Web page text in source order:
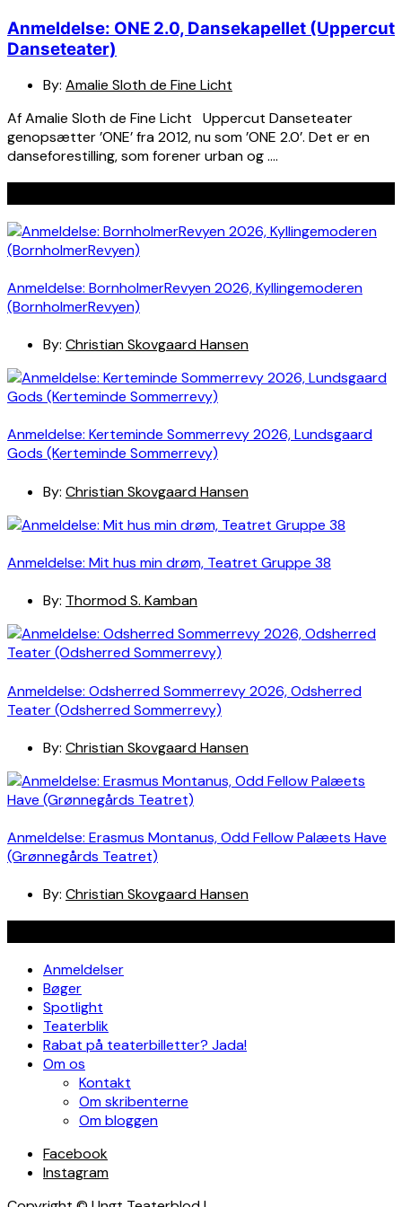
Anmeldelse: ONE 2.0, Dansekapellet (Uppercut
Danseteater)
By: Amalie Sloth de Fine Licht
Af Amalie Sloth de Fine Licht Uppercut Danseteater
genopsætter ’ONE’ fra 2012, nu som ’ONE 2.0’. Det er en
danseforestilling, som forener urban og ….
Anmeldelse: BornholmerRevyen 2026, Kyllingemoderen
(BornholmerRevyen)
By: Christian Skovgaard Hansen
Anmeldelse: Kerteminde Sommerrevy 2026, Lundsgaard
Gods (Kerteminde Sommerrevy)
By: Christian Skovgaard Hansen
Anmeldelse: Mit hus min drøm, Teatret Gruppe 38
By: Thormod S. Kamban
Anmeldelse: Odsherred Sommerrevy 2026, Odsherred
Teater (Odsherred Sommerrevy)
By: Christian Skovgaard Hansen
Anmeldelse: Erasmus Montanus, Odd Fellow Palæets Have
(Grønnegårds Teatret)
By: Christian Skovgaard Hansen
Anmeldelser
Bøger
Spotlight
Teaterblik
Rabat på teaterbilletter? Jada!
Om os
Kontakt
Om skribenterne
Om bloggen
Facebook
Instagram